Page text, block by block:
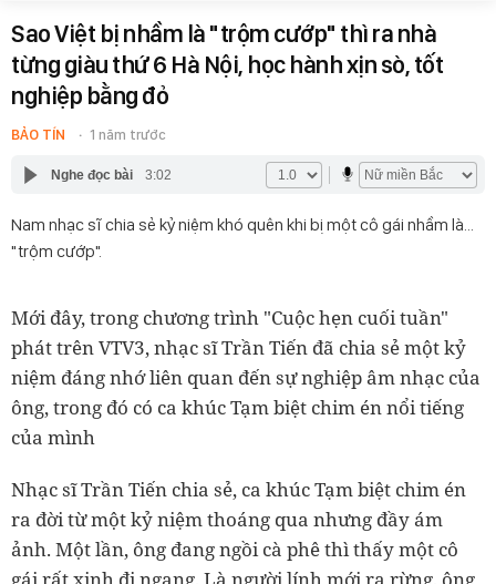
Sao Việt bị nhầm là "trộm cướp" thì ra nhà
từng giàu thứ 6 Hà Nội, học hành xịn sò, tốt
nghiệp bằng đỏ
BẢO TÍN 1 năm trước
Nghe đọc bài 3:02
Nam nhạc sĩ chia sẻ kỷ niệm khó quên khi bị một cô gái nhầm là...
"trộm cướp".
Mới đây, trong chương trình "Cuộc hẹn cuối tuần"
phát trên VTV3, nhạc sĩ Trần Tiến đã chia sẻ một kỷ
niệm đáng nhớ liên quan đến sự nghiệp âm nhạc của
ông, trong đó có ca khúc Tạm biệt chim én nổi tiếng
của mình
Nhạc sĩ Trần Tiến chia sẻ, ca khúc Tạm biệt chim én
ra đời từ một kỷ niệm thoáng qua nhưng đầy ám
ảnh. Một lần, ông đang ngồi cà phê thì thấy một cô